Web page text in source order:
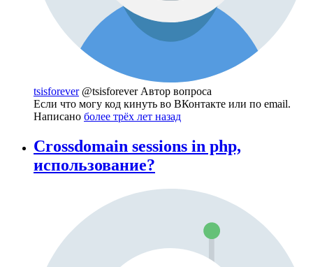
tsisforever @tsisforeverАвтор вопроса
Если что могу код кинуть во ВКонтакте или по email.
Написано более трёх лет назад
Crossdomain sessions in php,
использование?